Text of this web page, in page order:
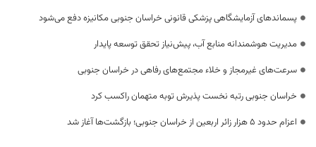
پسماندهای آزمایشگاهی پزشکی قانونی خراسان جنوبی مکانیزه دفع می‌شود
مدیریت هوشمندانه منابع آب، پیش‌نیاز تحقق توسعه پایدار
سرعت‌های غیرمجاز و خلاء مجتمع‌های رفاهی در خراسان جنوبی
خراسان جنوبی رتبه نخست پذیرش توبه متهمان راکسب کرد
اعزام حدود 5 هزار زائر اربعین از خراسان جنوبی؛ بازگشت‌ها آغاز شد